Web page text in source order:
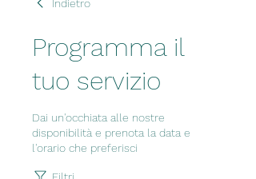
Indietro
Programma il
tuo servizio
Dai un'occhiata alle nostre
disponibilità e prenota la data e
l'orario che preferisci
Filtri